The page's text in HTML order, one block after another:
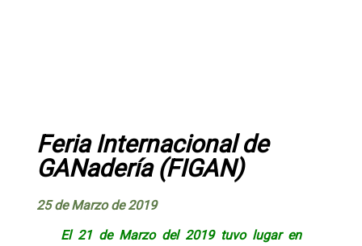
Feria Internacional de
GANadería (FIGAN)
25 de Marzo de 2019
El 21 de Marzo del 2019 tuvo lugar en